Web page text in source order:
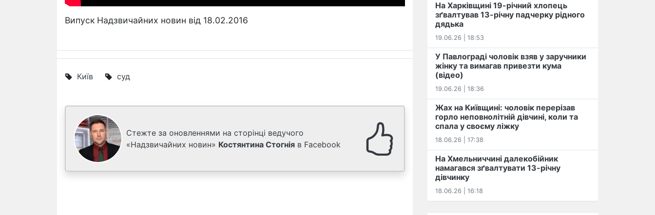
Випуск Надзвичайних новин від 18.02.2016
Київ суд
Стежте за оновленнями на сторінці ведучого
«Надзвичайних новин» Костянтина Стогнія в Facebook
На Харківщині 19-річний хлопець​
️зґвалтував 13-річну падчерку рідного
дядька
19.06.26 | 18:53
У Павлограді чоловік взяв у заручники
жінку та вимагав привезти кума
(відео)
19.06.26 | 18:36
Жах на Київщині: чоловік перерізав
горло неповнолітній дівчині, коли та
спала у своєму ліжку
18.06.26 | 17:38
На Хмельниччині далекобійник
намагався зґвалтувати 13-річну
дівчинку
18.06.26 | 16:18